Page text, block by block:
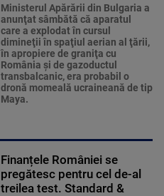
Ministerul Apărării din Bulgaria a
anunţat sâmbătă că aparatul
care a explodat în cursul
dimineţii în spaţiul aerian al ţării,
în apropiere de graniţa cu
România şi de gazoductul
transbalcanic, era probabil o
dronă momeală ucraineană de tip
Maya.
Finanțele României se
pregătesc pentru cel de-al
treilea test. Standard &